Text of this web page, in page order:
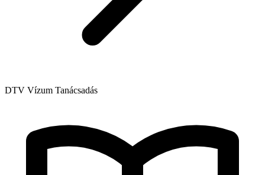
DTV Vízum Tanácsadás